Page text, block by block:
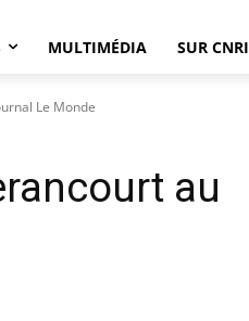
MULTIMÉDIA SUR CNRI
Le Monde
au